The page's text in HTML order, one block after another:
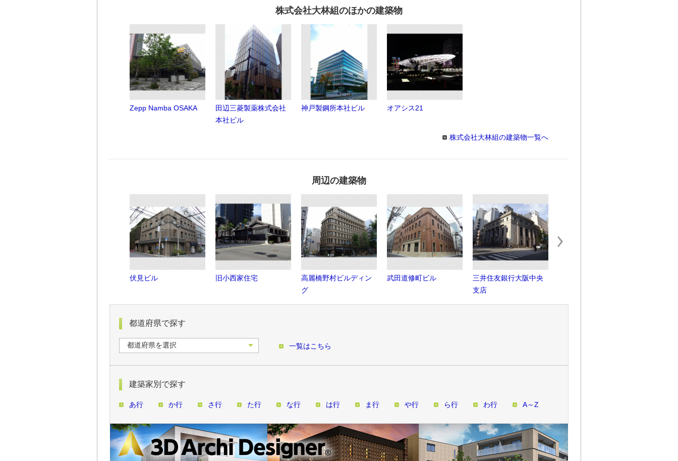
株式会社大林組のほかの建築物
Zepp Namba OSAKA
田辺三菱製薬株式会社
本社ビル
神戸製鋼所本社ビル オアシス21
株式会社大林組の建築物一覧へ
周辺の建築物
伏見ビル 旧小西家住宅
高麗橋野村ビルディン
グ
武田道修町ビル
三井住友銀行大阪中央
支店
都道府県で探す
一覧はこちら
建築家別で探す
あ行 か行 さ行 た行 な行 は行 ま行 や行 ら行 わ行 A～Z